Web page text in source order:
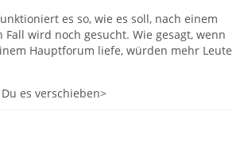
es so, wie es soll, nach einem
wird noch gesucht. Wie gesagt, wenn
Hauptforum liefe, würden mehr Leute
es verschieben>